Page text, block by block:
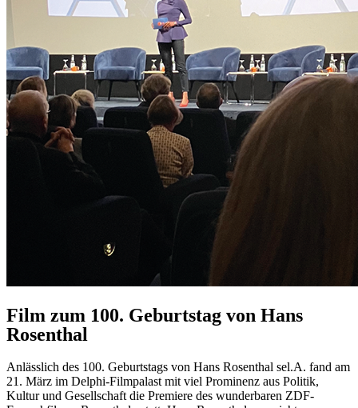
Film zum 100. Geburtstag von Hans
Rosenthal
Anlässlich des 100. Geburtstags von Hans Rosenthal sel.A. fand am
21. März im Delphi-Filmpalast mit viel Prominenz aus Politik,
Kultur und Gesellschaft die Premiere des wunderbaren ZDF-